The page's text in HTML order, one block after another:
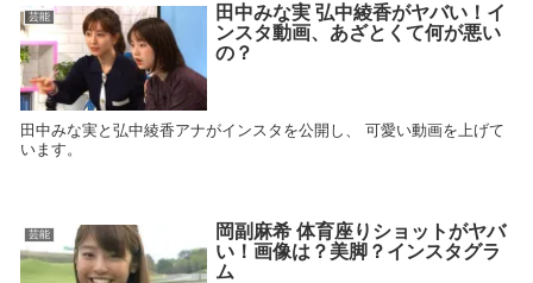
芸能
田中みな実 弘中綾香がヤバい！イ
ンスタ動画、あざとくて何が悪い
の？
田中みな実と弘中綾香アナがインスタを公開し、 可愛い動画を上げて
います。
芸能
岡副麻希 体育座りショットがヤバ
い！画像は？美脚？インスタグラ
ム